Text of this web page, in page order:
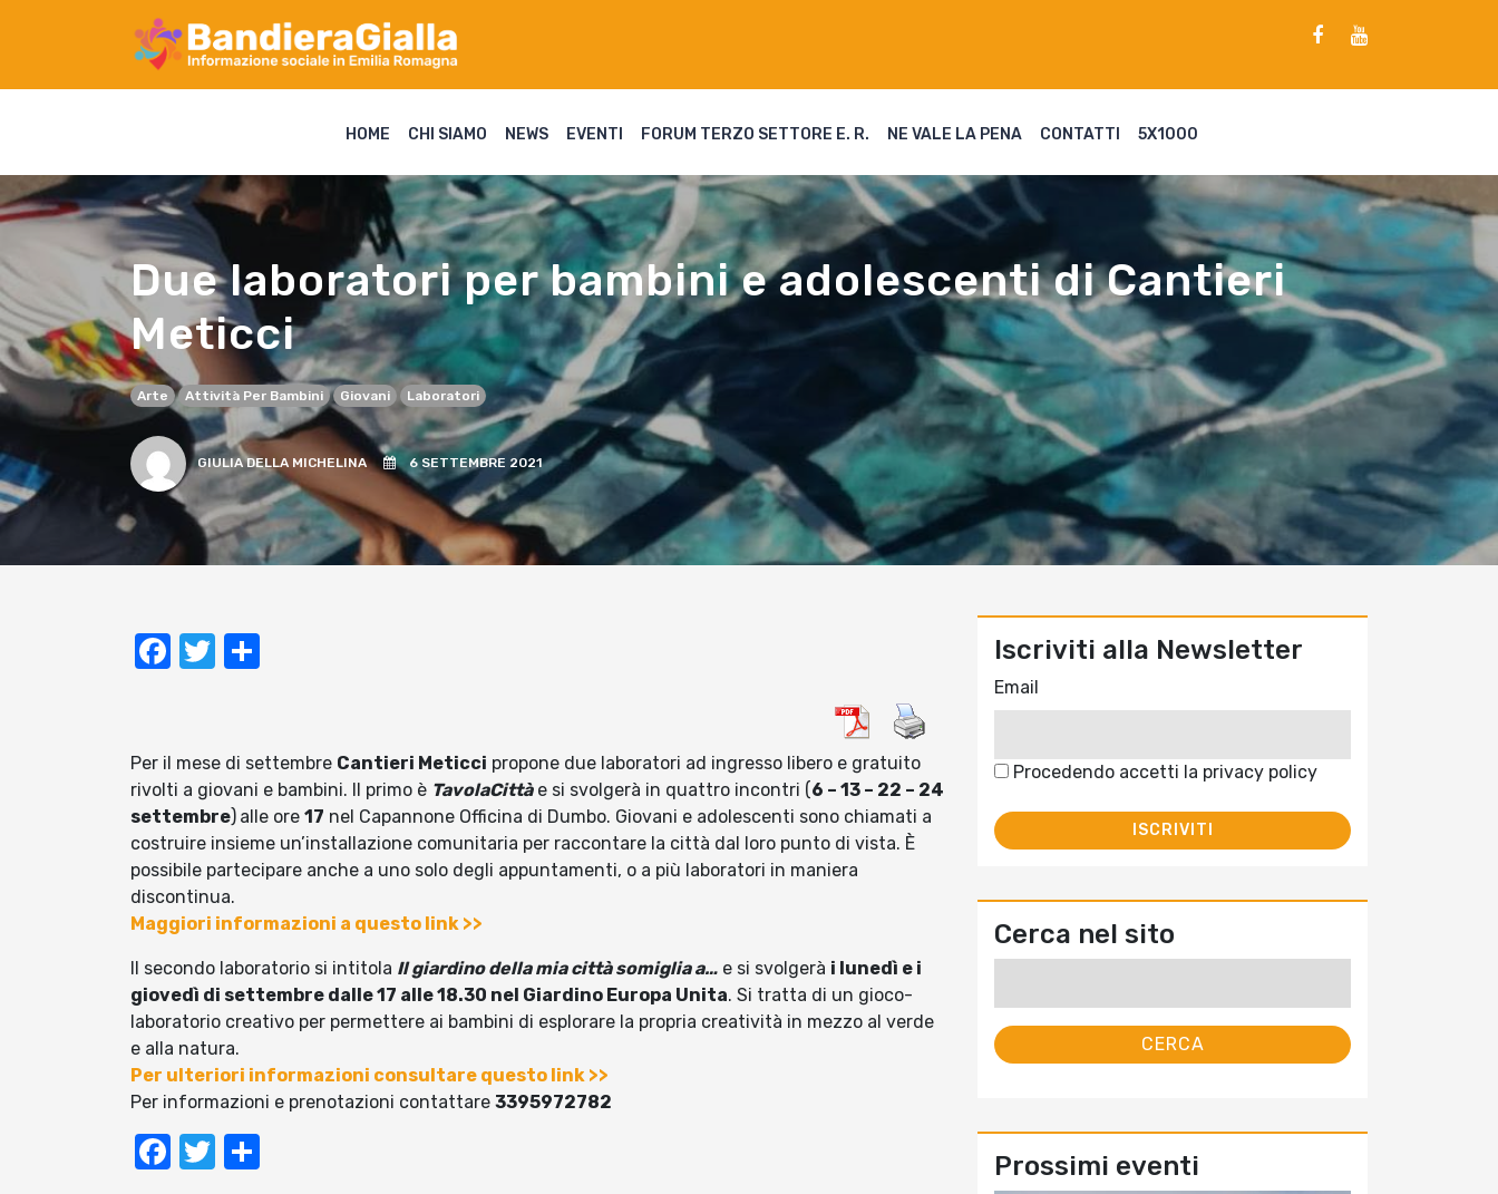
HOME CHI SIAMO NEWS EVENTI FORUM TERZO SETTORE E. R. NE VALE LA PENA CONTATTI 5X1000
Due laboratori per bambini e adolescenti di Cantieri
Meticci
Arte Attività Per Bambini Giovani Laboratori
GIULIA DELLA MICHELINA 6 SETTEMBRE 2021
Facebook
Twitter
Per il mese di settembre Cantieri Meticci propone due laboratori ad ingresso libero e gratuito
rivolti a giovani e bambini. Il primo è TavolaCittàe si svolgerà in quattro incontri (6 – 13 – 22 – 24
settembre) alle ore 17 nel Capannone Officina di Dumbo. Giovani e adolescenti sono chiamati a
costruire insieme un’installazione comunitaria per raccontare la città dal loro punto di vista. È
possibile partecipare anche a uno solo degli appuntamenti, o a più laboratori in maniera
discontinua.
Maggiori informazioni a questo link >>
Il secondo laboratorio si intitola Il giardino della mia città somiglia a… e si svolgerà i lunedì e i
giovedì di settembre dalle 17 alle 18.30 nel Giardino Europa Unita. Si tratta di un gioco-
laboratorio creativo per permettere ai bambini di esplorare la propria creatività in mezzo al verde
e alla natura.
Per ulteriori informazioni consultare questo link >>
Per informazioni e prenotazioni contattare 3395972782
Facebook
Twitter
Iscriviti alla Newsletter
Email
Procedendo accetti la privacy policy
Cerca nel sito
Prossimi eventi